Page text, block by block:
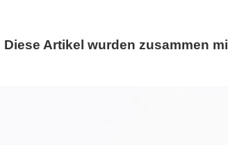
Diese Artikel wurden zusammen